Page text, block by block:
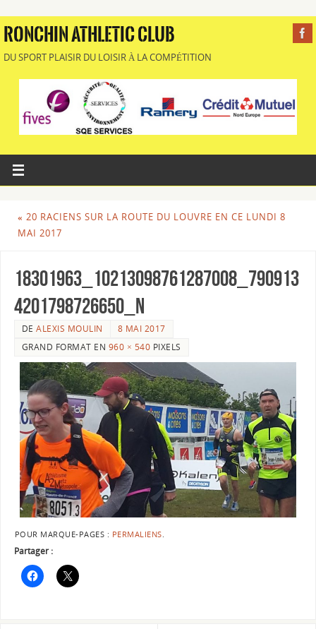
RONCHIN ATHLETIC CLUB
DU SPORT PLAISIR DU LOISIR À LA COMPÉTITION
« 20 RACIENS SUR LA ROUTE DU LOUVRE EN CE LUNDI 8
MAI 2017
18301963_10213098761287008_790913
4201798726650_n
DEALEXIS MOULIN
8 MAI 2017
GRAND FORMAT EN 960 × 540 PIXELS
POUR MARQUE-PAGES : PERMALIENS
Partager :